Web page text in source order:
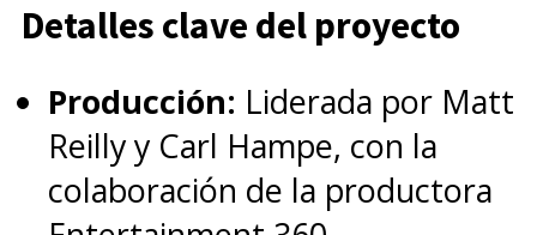
Detalles clave del proyecto
Producción: Liderada por Matt
Reilly y Carl Hampe, con la
colaboración de la productora